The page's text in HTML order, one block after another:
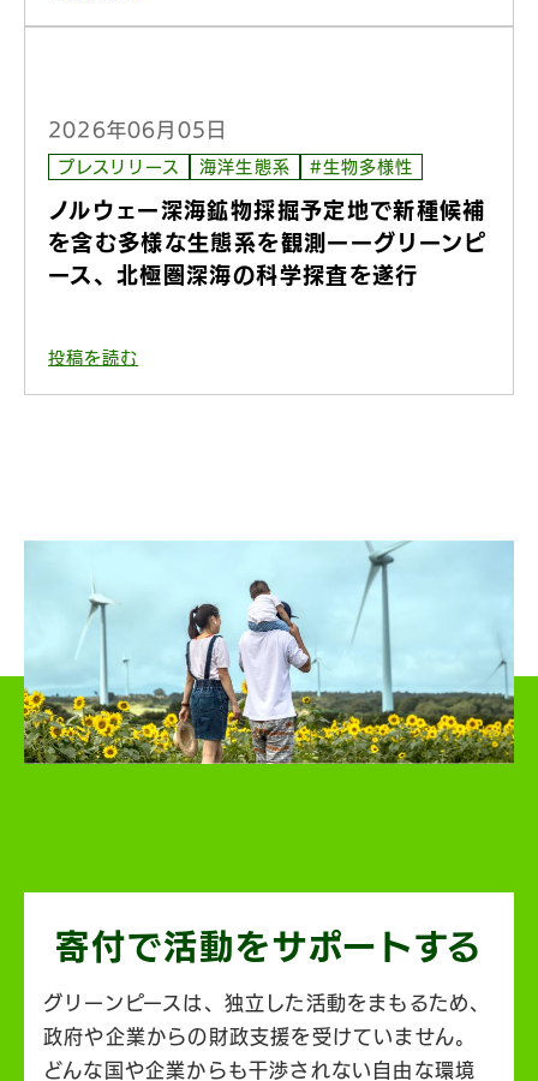
2026年06月05日
プレスリリース 海洋生態系 #生物多様性
ノルウェー深海鉱物採掘予定地で新種候補
を含む多様な生態系を観測ーーグリーンピ
ース、北極圏深海の科学探査を遂行
投稿を読む
寄付で活動をサポートする
グリーンピースは、独立した活動をまもるため、
政府や企業からの財政支援を受けていません。
どんな国や企業からも干渉されない自由な環境